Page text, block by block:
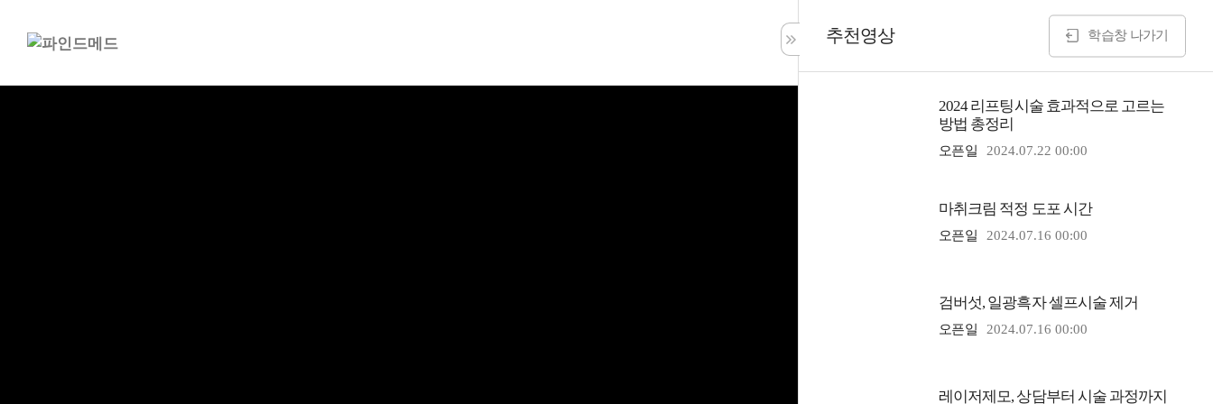
추천영상 학습창 나가기
2024 리프팅시술 효과적으로 고르는
방법 총정리
오픈일 2024.07.22 00:00
마취크림 적정 도포 시간
오픈일 2024.07.16 00:00
검버섯, 일광흑자 셀프시술 제거
오픈일 2024.07.16 00:00
레이저제모, 상담부터 시술 과정까지